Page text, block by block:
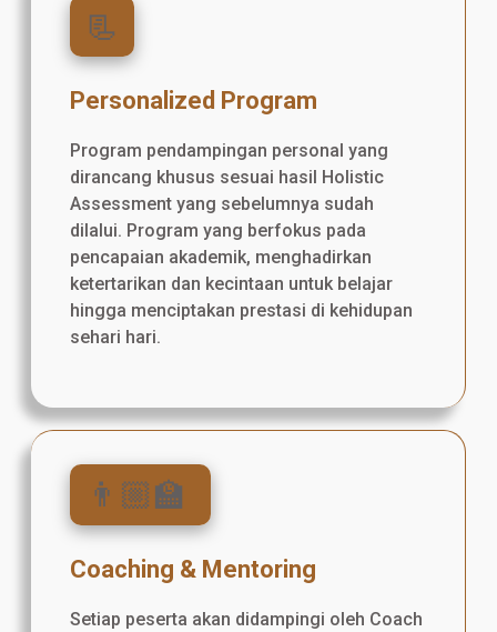
📃
Personalized Program
Program pendampingan personal yang
dirancang khusus sesuai hasil Holistic
Assessment yang sebelumnya sudah
dilalui. Program yang berfokus pada
pencapaian akademik, menghadirkan
ketertarikan dan kecintaan untuk belajar
hingga menciptakan prestasi di kehidupan
sehari hari.
👨🏼‍🏫
Coaching & Mentoring
Setiap peserta akan didampingi oleh Coach